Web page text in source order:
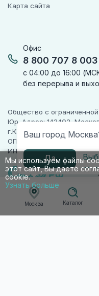
Москва
Ваш город
Да
Каталог
Мы используем файлы
этот сайт, Вы даете
cookie.
Узнать больше
Офис
8 800 707 8 003
с 04:00 до 16:00
без перерыва и
Карта сайта
Общество с
Юр. Адрес: 143402,
г.Красногорск, ул.
ОГРН 1225000071955
ИНН 5024223277